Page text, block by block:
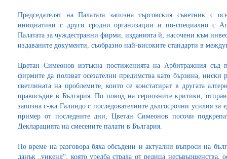
Председателят на Палатата запозна търговския съветник с
инициативи с други сродни организации и по-специално с
Палатата за чуждестранни фирми, изданията й, насочени към
издаваните документи, съобразно най-високите стандарти в
Цветан Симеонов изтъкна постиженията на Арбитражния
фирмите да ползват осезателни предимства като бързина,
светлината на проблемите, които се констатират в другата
правосъдие в България. По повод на сериозните критики,
запозна г-жа Галиндо с последователните дългосрочни усилия за
пример от последните дни, Цветан Симеонов посочи
Декларацията на смесените палати в България.
По време на разговора бяха обсъдени и актуални въпроси на
данък „уикенд“, която уредба страда от редица несъвършенства,